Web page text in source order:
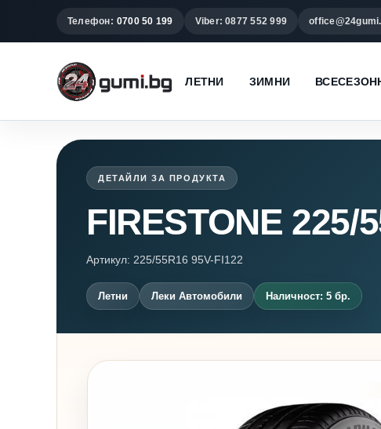
Телефон: 0700 50 199 Viber: 0877 552 999
ЛЕТНИ ЗИМНИ
ДЕТАЙЛИ ЗА ПРОДУКТА
FIRESTONE 225/
Артикул: 225/55R16 95V-FI122
Летни Леки Автомобили Наличност: 5 бр.